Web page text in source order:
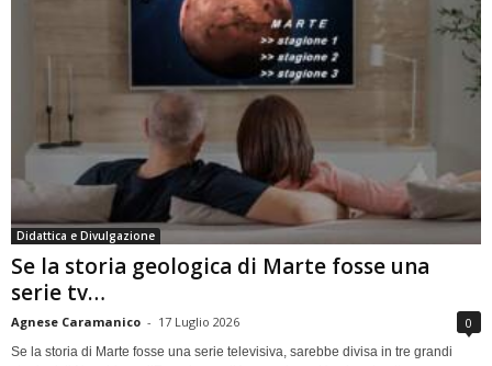
Didattica e Divulgazione
Se la storia geologica di Marte fosse una
serie tv…
Agnese Caramanico - 17 Luglio 2026 0
Se la storia di Marte fosse una serie televisiva, sarebbe divisa in tre grandi